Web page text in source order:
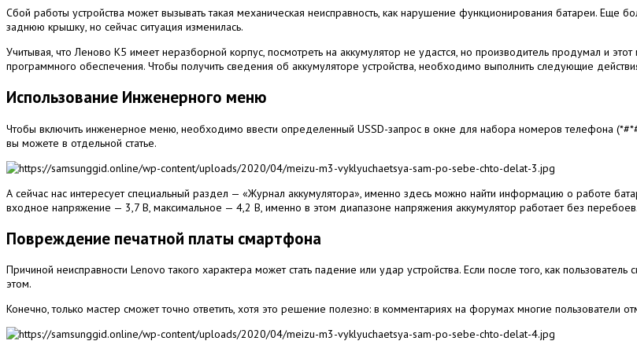
Сбой работы устройства может вызывать такая механическая неисправность, как нарушение функционирования батареи.
заднюю крышку, но сейчас ситуация изменилась.
Учитывая, что Леново K5 имеет неразборной корпус, посмотреть на аккумулятор не удастся, но производитель продумал и
программного обеспечения. Чтобы получить сведения об аккумуляторе устройства, необходимо выполнить следующие
Использование Инженерного меню
Чтобы включить инженерное меню, необходимо ввести определенный USSD-запрос в окне для набора номеров телефона
вы можете в отдельной статье.
А сейчас нас интересует специальный раздел — «Журнал аккумулятора», именно здесь можно найти информацию о работе
входное напряжение — 3,7 В, максимальное — 4,2 В, именно в этом диапазоне напряжения аккумулятор работает без перебоев.
Повреждение печатной платы смартфона
Причиной неисправности Lenovo такого характера может стать падение или удар устройства. Если после того, как
этом.
Конечно, только мастер сможет точно ответить, хотя это решение полезно: в комментариях на форумах многие пользователи